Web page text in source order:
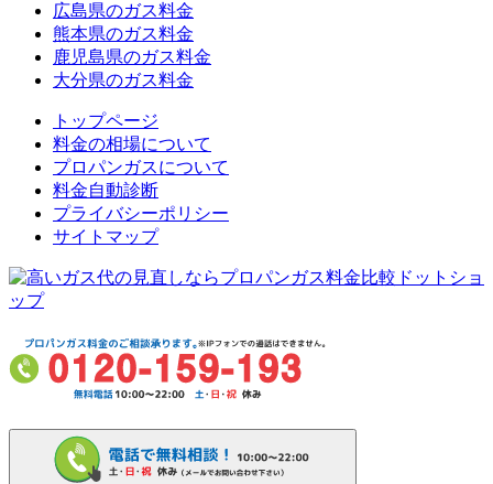
広島県のガス料金
熊本県のガス料金
鹿児島県のガス料金
大分県のガス料金
トップページ
料金の相場について
プロパンガスについて
料金自動診断
プライバシーポリシー
サイトマップ